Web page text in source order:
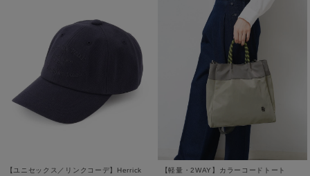
【ユニセックス／リンクコーデ】Herrick
【軽量・2WAY】カラーコードトート